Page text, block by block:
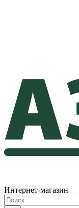
Интернет-магазин